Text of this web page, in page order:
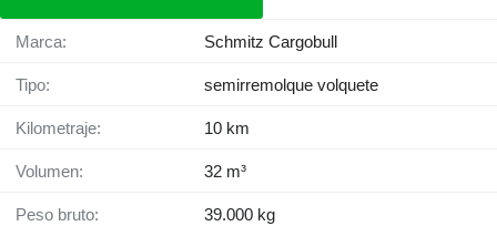
Marca: Schmitz Cargobull
Tipo: semirremolque volquete
Kilometraje: 10 km
Volumen: 32 m³
Peso bruto: 39.000 kg